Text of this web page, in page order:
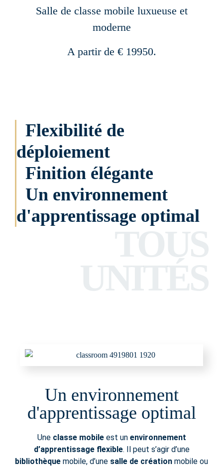
Salle de classe mobile luxueuse et
moderne
A partir de € 19950.
Flexibilité de
déploiement
Finition élégante
Un environnement
d'apprentissage optimal
UNITÉS
Un environnement
d'apprentissage optimal
Une classe mobileest un environnement
d’apprentissage flexible. Il peut s’agir d’une
bibliothèque mobile, d’une salle de création mobile ou